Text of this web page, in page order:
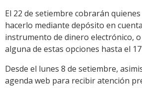
El 22 de setiembre cobrarán
hacerlo mediante depósito en
instrumento de dinero electrónico,
alguna de estas opciones hasta el
Desde el lunes 8 de setiembre,
agenda web para recibir atención